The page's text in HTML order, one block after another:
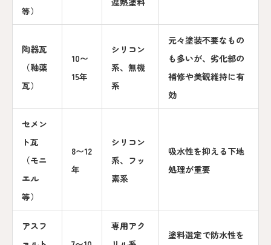
等）
陶器瓦
（釉薬
瓦）
10〜
15年
シリコン
系、無機
系
元々塗装不要なもの
も多いが、劣化部の
補修や美観維持に有
効
セメン
ト瓦
（モニ
エル
等）
8〜12
年
シリコン
系、フッ
素系
吸水性を抑える下地
処理が重要
アスフ
専用アク
塗料選定で防水性を